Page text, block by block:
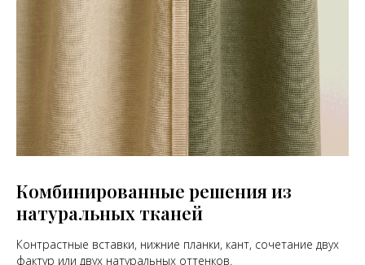
Комбинированные решения из
натуральных тканей
Контрастные вставки, нижние планки, кант, сочетание двух
фактур или двух натуральных оттенков.